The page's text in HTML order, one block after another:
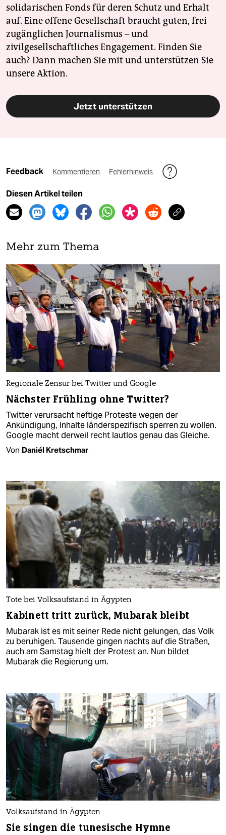
solidarischen Fonds für deren Schutz und Erhalt
auf. Eine offene Gesellschaft braucht guten, frei
zugänglichen Journalismus – und
zivilgesellschaftliches Engagement. Finden Sie
auch? Dann machen Sie mit und unterstützen Sie
unsere Aktion.
Jetzt unterstützen
Feedback Kommentieren Fehlerhinweis
Diesen Artikel teilen
Mehr zum Thema
Regionale Zensur bei Twitter und Google
Nächster Frühling ohne Twitter?
Twitter verursacht heftige Proteste wegen der
Ankündigung, Inhalte länderspezifisch sperren zu wollen.
Google macht derweil recht lautlos genau das Gleiche.
Von Daniél Kretschmar
Tote bei Volksaufstand in Ägypten
Kabinett tritt zurück, Mubarak bleibt
Mubarak ist es mit seiner Rede nicht gelungen, das Volk
zu beruhigen. Tausende gingen nachts auf die Straßen,
auch am Samstag hielt der Protest an. Nun bildet
Mubarak die Regierung um.
Volksaufstand in Ägypten
Sie singen die tunesische Hymne